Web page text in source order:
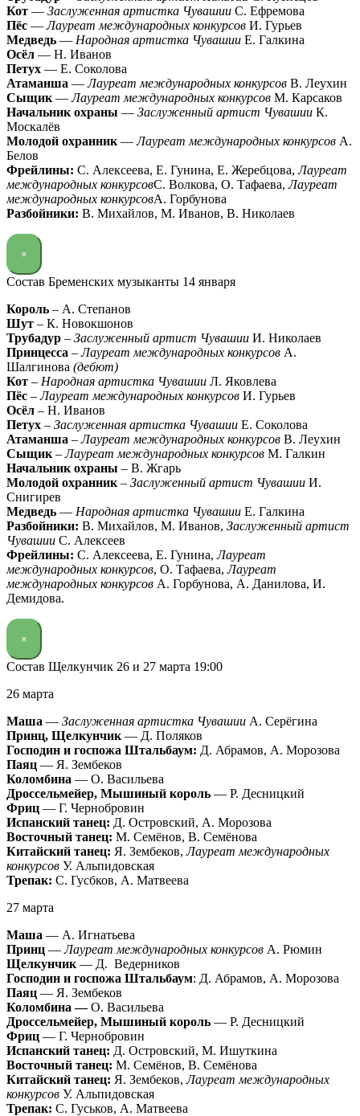
Кот — Заслуженная артистка Чувашии С. Ефремова
Пёс —Лауреат международных конкурсов И. Гурьев
Медведь — Народная артистка Чувашии Е. Галкина
Осёл — Н. Иванов
Петух — Е. Соколова
Атаманша —Лауреат международных конкурсов В. Леухин
Сыщик —Лауреат международных конкурсов М. Карсаков
Начальник охраны — Заслуженный артист Чувашии К.
Москалёв
Молодой охранник —Лауреат международных конкурсов А.
Белов
Фрейлины: С. Алексеева, Е. Гунина, Е. Жеребцова,Лауреат
международных конкурсовС. Волкова, О. Тафаева,Лауреат
международных конкурсовА. Горбунова
Разбойники: В. Михайлов, М. Иванов, В. Николаев
×
Состав Бременских музыканты 14 января
Король – А. Степанов
Шут – К. Новокшонов
Трубадур – Заслуженный артист Чувашии И. Николаев
Принцесса –Лауреат международных конкурсов А.
Шалгинова (дебют)
Кот – Народная артистка Чувашии Л. Яковлева
Пёс –Лауреат международных конкурсов И. Гурьев
Осёл – Н. Иванов
Петух – Заслуженная артистка Чувашии Е. Соколова
Атаманша –Лауреат международных конкурсов В. Леухин
Сыщик –Лауреат международных конкурсов М. Галкин
Начальник охраны – В. Жгарь
Молодой охранник – Заслуженный артист Чувашии И.
Снигирев
Медведь — Народная артистка Чувашии Е. Галкина
Разбойники: В. Михайлов, М. Иванов, Заслуженный артист
Чувашии С. Алексеев
Фрейлины: С. Алексеева, Е. Гунина,Лауреат
международных конкурсов, О. Тафаева,Лауреат
международных конкурсов А. Горбунова, А. Данилова, И.
Демидова.
×
Состав Щелкунчик 26 и 27 марта 19:00
26 марта
Маша — Заслуженная артистка Чувашии А. Серёгина
Принц, Щелкунчик — Д. Поляков
Господин и госпожа Штальбаум: Д. Абрамов, А. Морозова
Паяц — Я. Зембеков
Коломбина — О. Васильева
Дроссельмейер, Мышиный король — Р. Десницкий
Фриц — Г. Чернобровин
Испанский танец: Д. Островский, А. Морозова
Восточный танец: М. Семёнов, В. Семёнова
Китайский танец: Я. Зембеков,Лауреат международных
конкурсов У. Альпидовская
Трепак: С. Гусбков, А. Матвеева
27 марта
Маша — А. Игнатьева
Принц —Лауреат международных конкурсов А. Рюмин
Щелкунчик — Д. Ведерников
Господин и госпожа Штальбаум: Д. Абрамов, А. Морозова
Паяц — Я. Зембеков
Коломбина —О. Васильева
Дроссельмейер, Мышиный король — Р. Десницкий
Фриц — Г. Чернобровин
Испанский танец: Д. Островский, М. Ишуткина
Восточный танец: М. Семёнов, В. Семёнова
Китайский танец: Я. Зембеков,Лауреат международных
конкурсов У. Альпидовская
Трепак: С. Гуськов, А. Матвеева